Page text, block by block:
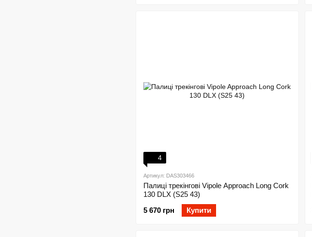
4
Артикул: DAS303466
Палиці трекінгові Vipole Approach Long Cork
130 DLX (S25 43)
5 670 грн
Купити